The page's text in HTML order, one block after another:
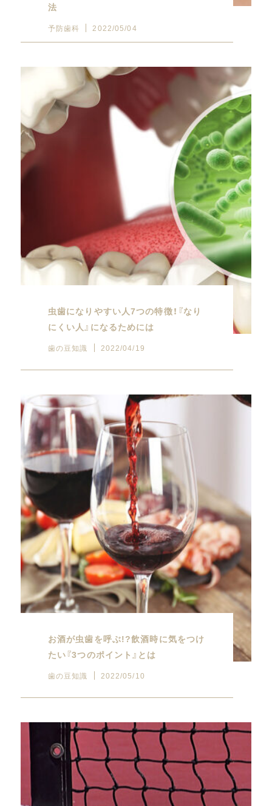
法
予防歯科 2022/05/04
虫歯になりやすい人7つの特徴！『なり
にくい人』になるためには
歯の豆知識 2022/04/19
お酒が虫歯を呼ぶ!?飲酒時に気をつけ
たい『3つのポイント』とは
歯の豆知識 2022/05/10